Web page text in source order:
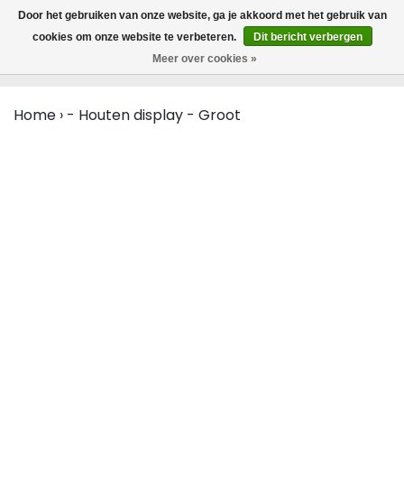
MENU
0
Home › - Houten display - Groot
Door het gebruiken van onze website, ga je akkoord met het gebruik van
cookies om onze website te verbeteren.
Dit bericht verbergen
Meer over cookies »